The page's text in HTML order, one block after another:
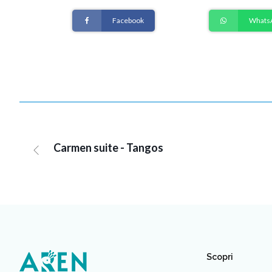
Facebook
Carmen suite - Tangos
Scopri